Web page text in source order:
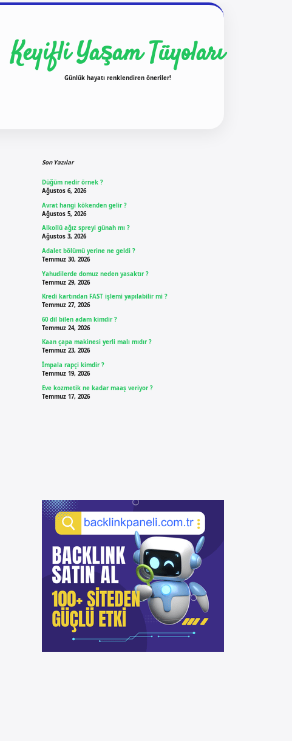
Keyifli Yaşam Tüyoları
Günlük hayatı renklendiren öneriler!
Son Yazılar
Düğüm nedir örnek ?
Ağustos 6, 2026
Avrat hangi kökenden gelir ?
Ağustos 5, 2026
Alkollü ağız spreyi günah mı ?
Ağustos 3, 2026
Adalet bölümü yerine ne geldi ?
Temmuz 30, 2026
Yahudilerde domuz neden yasaktır ?
Temmuz 29, 2026
Kredi kartından FAST işlemi yapılabilir mi ?
Temmuz 27, 2026
60 dil bilen adam kimdir ?
Temmuz 24, 2026
Kaan çapa makinesi yerli malı mıdır ?
Temmuz 23, 2026
İmpala rapçi kimdir ?
Temmuz 19, 2026
Eve kozmetik ne kadar maaş veriyor ?
Temmuz 17, 2026